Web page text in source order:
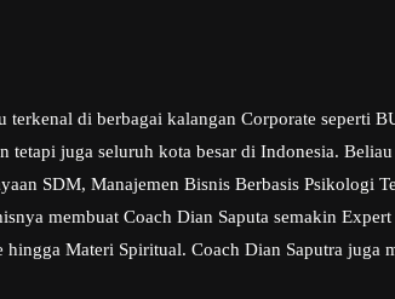
di berbagai kalangan Corporate seperti
tetapi juga seluruh kota besar di Indonesia.
SDM, Manajemen Bisnis Berbasis Psikologi
membuat Coach Dian Saputa semakin Expert
Materi Spiritual. Coach Dian Saputra juga